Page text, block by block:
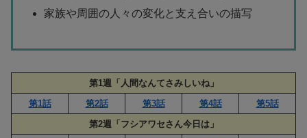
家族や周囲の人々の変化と支え合いの描写
第1週「人間なんてさみしいね」
第1話
第2話 第3話 第4話
第5話
第2週「フシアワセさん今日は」